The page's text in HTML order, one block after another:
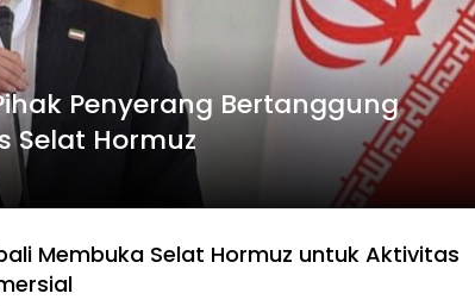
Penyerang Bertanggung
Selat Hormuz
Membuka Selat Hormuz untuk Aktivitas